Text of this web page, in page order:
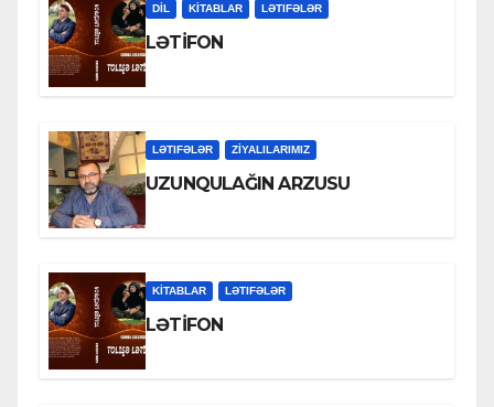
DİL KİTABLAR LƏTIFƏLƏR
LƏTİFON
LƏTIFƏLƏR ZİYALILARIMIZ
UZUNQULAĞIN ARZUSU
KİTABLAR LƏTIFƏLƏR
LƏTİFON